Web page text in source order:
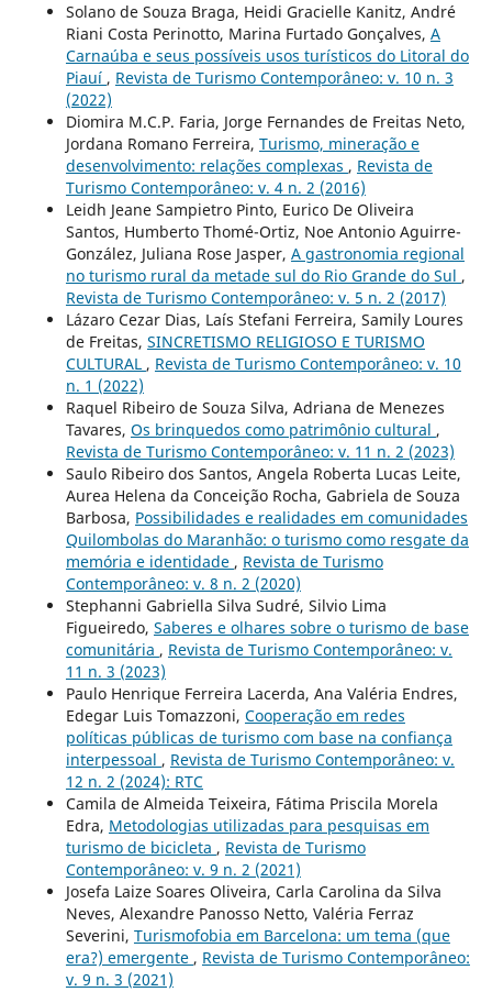
Solano de Souza Braga, Heidi Gracielle Kanitz, André
Riani Costa Perinotto, Marina Furtado Gonçalves, A
Carnaúba e seus possíveis usos turísticos do Litoral do
Piauí , Revista de Turismo Contemporâneo: v. 10 n. 3
(2022)
Diomira M.C.P. Faria, Jorge Fernandes de Freitas Neto,
Jordana Romano Ferreira, Turismo, mineração e
desenvolvimento: relações complexas , Revista de
Turismo Contemporâneo: v. 4 n. 2 (2016)
Leidh Jeane Sampietro Pinto, Eurico De Oliveira
Santos, Humberto Thomé-Ortiz, Noe Antonio Aguirre-
González, Juliana Rose Jasper, A gastronomia regional
no turismo rural da metade sul do Rio Grande do Sul ,
Revista de Turismo Contemporâneo: v. 5 n. 2 (2017)
Lázaro Cezar Dias, Laís Stefani Ferreira, Samily Loures
de Freitas, SINCRETISMO RELIGIOSO E TURISMO
CULTURAL , Revista de Turismo Contemporâneo: v. 10
n. 1 (2022)
Raquel Ribeiro de Souza Silva, Adriana de Menezes
Tavares, Os brinquedos como patrimônio cultural ,
Revista de Turismo Contemporâneo: v. 11 n. 2 (2023)
Saulo Ribeiro dos Santos, Angela Roberta Lucas Leite,
Aurea Helena da Conceição Rocha, Gabriela de Souza
Barbosa, Possibilidades e realidades em comunidades
Quilombolas do Maranhão: o turismo como resgate da
memória e identidade , Revista de Turismo
Contemporâneo: v. 8 n. 2 (2020)
Stephanni Gabriella Silva Sudré, Silvio Lima
Figueiredo, Saberes e olhares sobre o turismo de base
comunitária , Revista de Turismo Contemporâneo: v.
11 n. 3 (2023)
Paulo Henrique Ferreira Lacerda, Ana Valéria Endres,
Edegar Luis Tomazzoni, Cooperação em redes
políticas públicas de turismo com base na confiança
interpessoal , Revista de Turismo Contemporâneo: v.
12 n. 2 (2024): RTC
Camila de Almeida Teixeira, Fátima Priscila Morela
Edra, Metodologias utilizadas para pesquisas em
turismo de bicicleta , Revista de Turismo
Contemporâneo: v. 9 n. 2 (2021)
Josefa Laize Soares Oliveira, Carla Carolina da Silva
Neves, Alexandre Panosso Netto, Valéria Ferraz
Severini, Turismofobia em Barcelona: um tema (que
era?) emergente , Revista de Turismo Contemporâneo:
v. 9 n. 3 (2021)